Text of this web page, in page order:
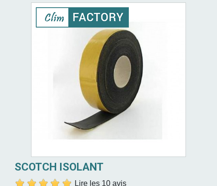
SCOTCH ISOLANT
Lire les 10 avis